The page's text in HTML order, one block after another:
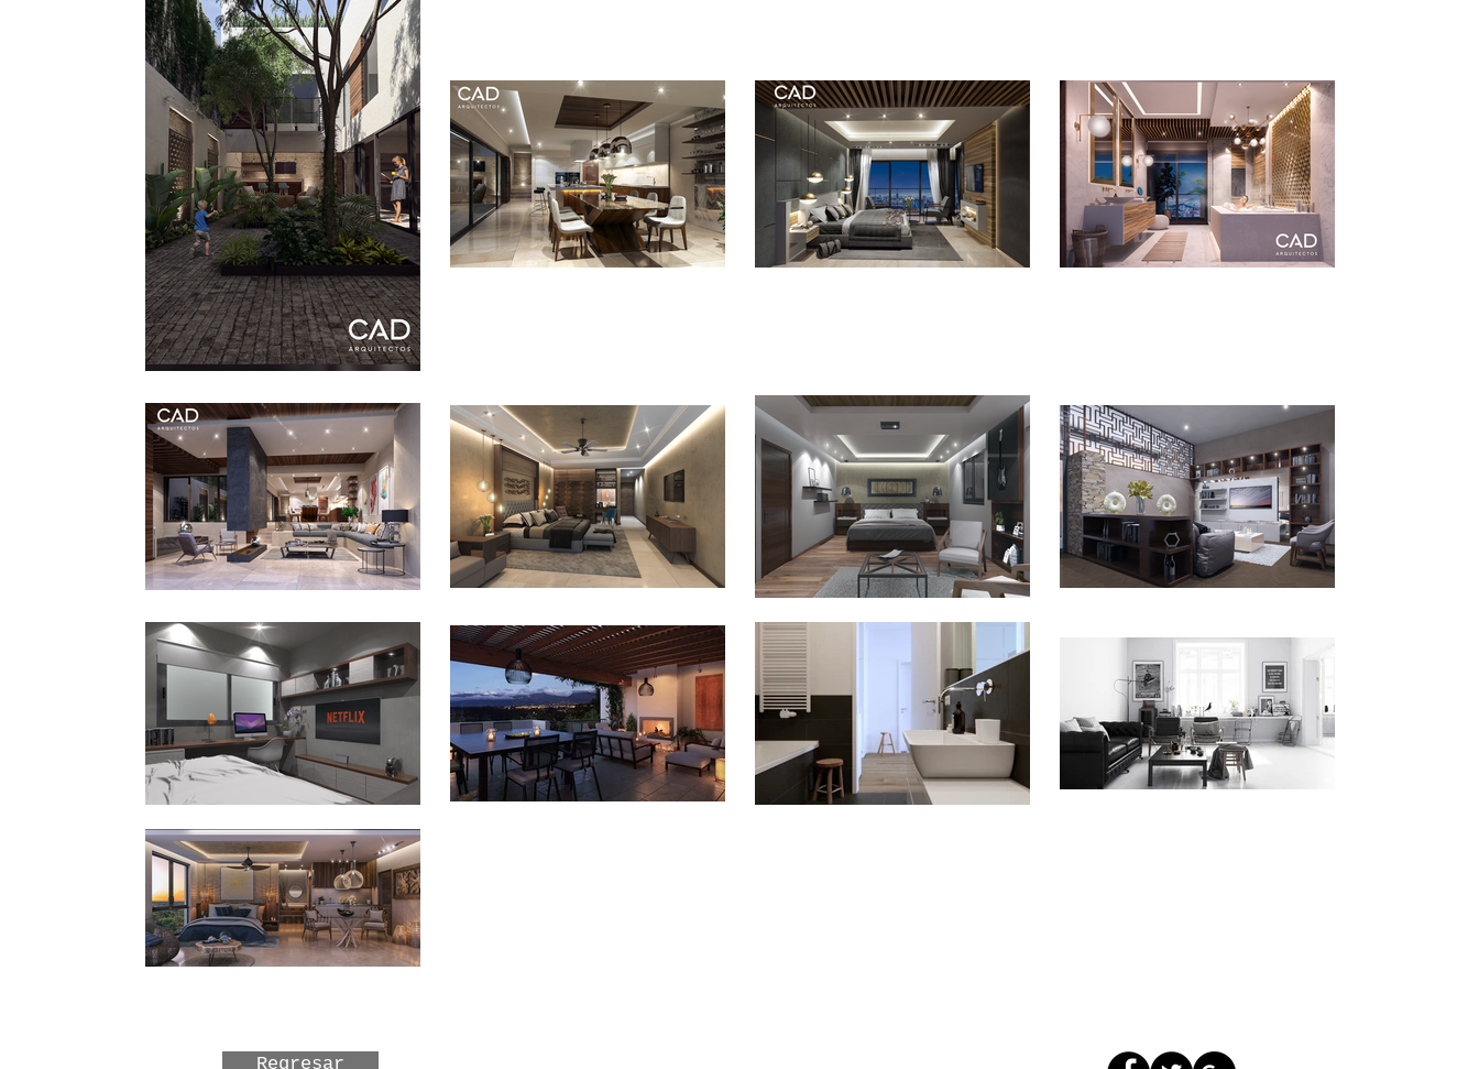
Regresar